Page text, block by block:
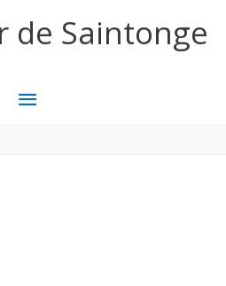
de Saintonge
MENU